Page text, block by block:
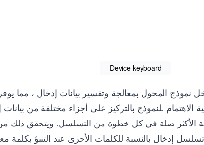
Device keyboard
نموذج المحول بمعالجة وتفسير بيانات إدخال ، مما
للنموذج بالتركيز على أجزاء مختلفة من
الأكثر صلة في كل خطوة من التسلسل. ويتحقق ذلك
إدخال بالنسبة للكلمات الأخرى عند التنبؤ بكلمة